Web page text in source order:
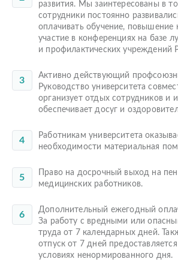
развития. Мы заинтересованы в
сотрудники постоянно
оплачивать обучение, повышение
участие в конференциях на базе
и профилактических учреждений
Активно действующий
Руководство университета
организует отдых сотрудников и
обеспечивает досуг и
Работникам университета
необходимости материальная
Право на досрочный выход на
медицинских работников.
Дополнительный ежегодный
За работу с вредными или
труда от 7 календарных дней.
отпуск от 7 дней
условиях ненормированного дня.